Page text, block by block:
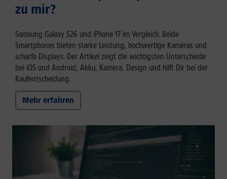
zu mir?
Samsung Galaxy S26 und iPhone 17 im Vergleich: Beide
Smartphones bieten starke Leistung, hochwertige Kameras und
scharfe Displays. Der Artikel zeigt die wichtigsten Unterschiede
bei iOS und Android, Akku, Kamera, Design und hilft Dir bei der
Kaufentscheidung.
Mehr erfahren